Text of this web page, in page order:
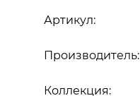
Артикул:
Производитель:
Коллекция: